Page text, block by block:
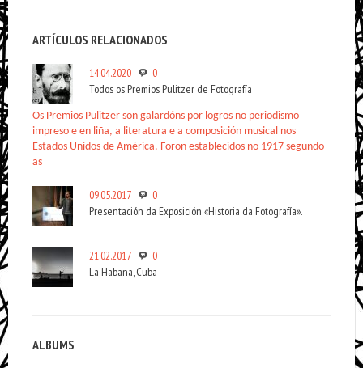
ARTÍCULOS RELACIONADOS
14.04.2020
0
Todos os Premios Pulitzer de Fotografía
Os Premios Pulitzer son galardóns por logros no periodismo
impreso e en liña, a literatura e a composición musical nos
Estados Unidos de América. Foron establecidos no 1917 segundo
as
09.05.2017
0
Presentación da Exposición «Historia da Fotografía».
21.02.2017
0
La Habana, Cuba
ALBUMS